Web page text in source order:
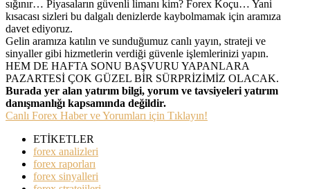
sığınır… Piyasaların güvenli limanı kim? Forex Koçu… Yani
kısacası sizleri bu dalgalı denizlerde kaybolmamak için aramıza
davet ediyoruz.
Gelin aramıza katılın ve sunduğumuz canlı yayın, strateji ve
sinyaller gibi hizmetlerin verdiği güvenle işlemlerinizi yapın.
HEM DE HAFTA SONU BAŞVURU YAPANLARA
PAZARTESİ ÇOK GÜZEL BİR SÜRPRİZİMİZ OLACAK.
Burada yer alan yatırım bilgi, yorum ve tavsiyeleri yatırım
danışmanlığı kapsamında değildir.
Canlı Forex Haber ve Yorumları için Tıklayın!
ETİKETLER
forex analizleri
forex raporları
forex sinyalleri